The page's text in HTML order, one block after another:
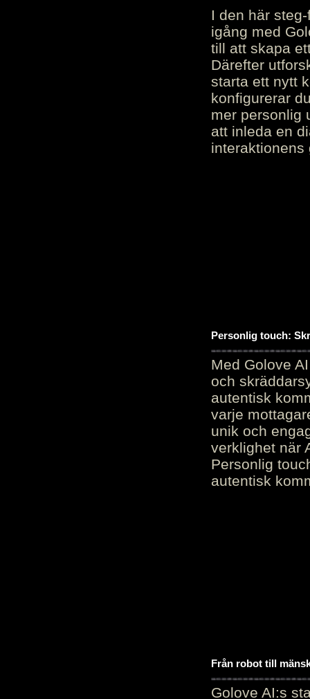
I den här
igång med
till att skapa
Därefter
starta ett nytt
konfigurerar
mer personlig
att inleda en
interaktionens
Personlig touch:
Med Golove
och
autentisk
varje
unik och
verklighet när
Personlig
autentisk
Från robot till
Golove AI:s